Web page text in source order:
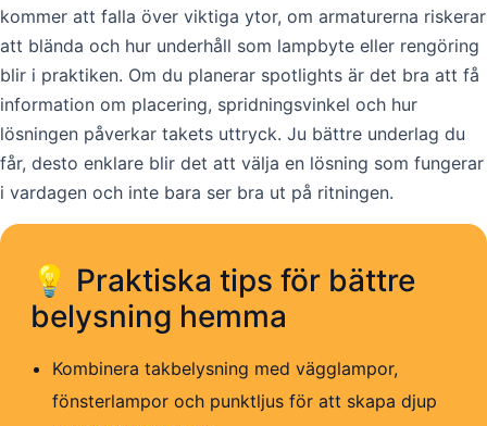
kommer att falla över viktiga ytor, om armaturerna riskerar
att blända och hur underhåll som lampbyte eller rengöring
blir i praktiken. Om du planerar spotlights är det bra att få
information om placering, spridningsvinkel och hur
lösningen påverkar takets uttryck. Ju bättre underlag du
får, desto enklare blir det att välja en lösning som fungerar
i vardagen och inte bara ser bra ut på ritningen.
💡 Praktiska tips för bättre
belysning hemma
Kombinera takbelysning med vägglampor,
fönsterlampor och punktljus för att skapa djup